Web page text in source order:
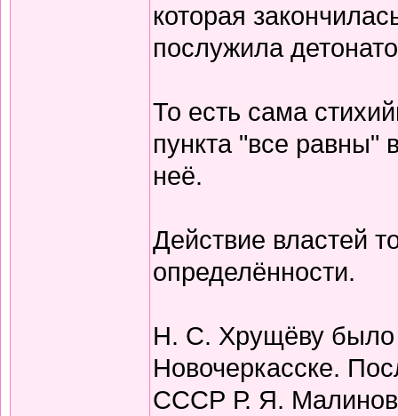
которая
послужила
То есть сама
пункта "все равны"
неё.
Действие властей
определённости.
Н. С. Хрущёву было
Новочеркасске.
СССР Р. Я.